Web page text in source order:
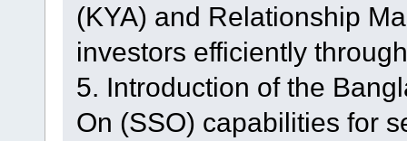
(KYA) and Relationship
investors efficiently
5. Introduction of the
On (SSO) capabilities for